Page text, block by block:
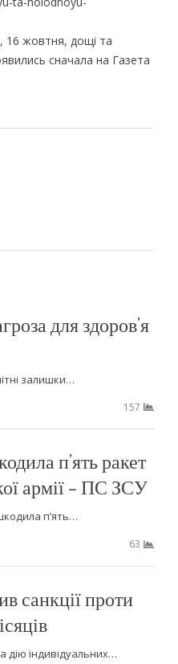
16 жовтня, дощі та
сначала на Газета
для здоров’я
залишки…
157
п’ять ракет
армії – ПС ЗСУ
п’ять…
63
санкції проти
індивідуальних…